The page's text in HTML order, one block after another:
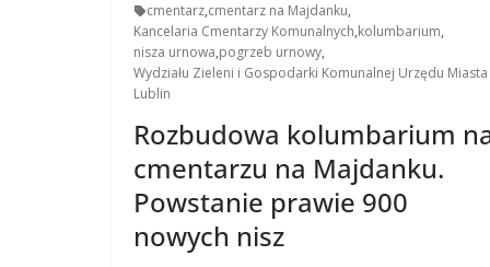
cmentarz,cmentarz na Majdanku,
Kancelaria Cmentarzy Komunalnych,kolumbarium,
nisza urnowa,pogrzeb urnowy,
Wydziału Zieleni i Gospodarki Komunalnej Urzędu Miasta
Lublin
Rozbudowa kolumbarium
cmentarzu na Majdanku.
Powstanie prawie 900
nowych nisz